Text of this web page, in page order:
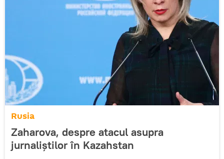
Rusia
Zaharova, despre atacul asupra
jurnaliștilor în Kazahstan